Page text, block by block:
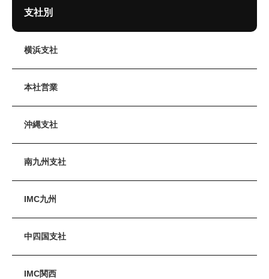
支社別
横浜支社
本社営業
沖縄支社
南九州支社
IMC九州
中四国支社
IMC関西